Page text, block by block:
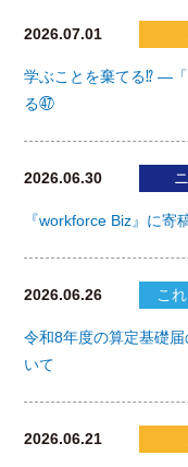
2026.07.01
学ぶことを棄てる⁉ ―
る㊼
2026.06.30
『workforce Biz』に寄
2026.06.26 こ
令和8年度の算定基礎
いて
2026.06.21